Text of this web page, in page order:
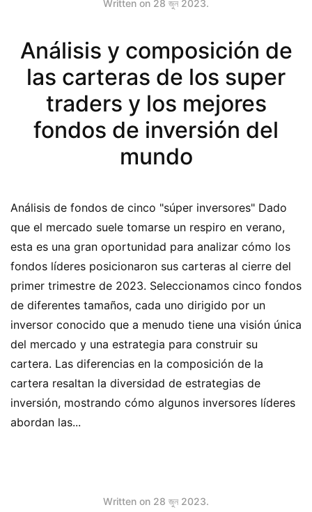
Written on 28 জুন 2023.
Análisis y composición de
las carteras de los super
traders y los mejores
fondos de inversión del
mundo
Análisis de fondos de cinco "súper inversores" Dado
que el mercado suele tomarse un respiro en verano,
esta es una gran oportunidad para analizar cómo los
fondos líderes posicionaron sus carteras al cierre del
primer trimestre de 2023. Seleccionamos cinco fondos
de diferentes tamaños, cada uno dirigido por un
inversor conocido que a menudo tiene una visión única
del mercado y una estrategia para construir su
cartera. Las diferencias en la composición de la
cartera resaltan la diversidad de estrategias de
inversión, mostrando cómo algunos inversores líderes
abordan las...
Written on 28 জুন 2023.